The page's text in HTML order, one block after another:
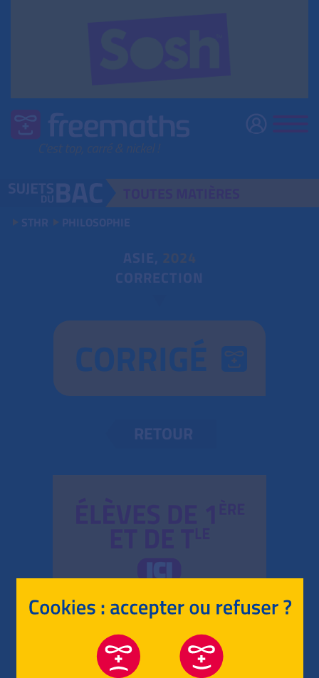
STHR PHILOSOPHIE
ASIE, 2024
CORRECTION
CORRIGÉ
RETOUR